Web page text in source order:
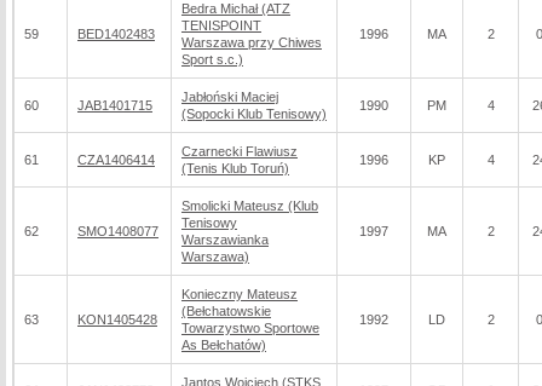
59 BED1402483
Bedra Michał (ATZ
TENISPOINT
Warszawa przy Chiwes
Sport s.c.)
1996 MA 2
60 JAB1401715
Jabłoński Maciej
(Sopocki Klub Tenisowy)
1990 PM 4
61 CZA1406414
Czarnecki Flawiusz
(Tenis Klub Toruń)
1996 KP 4
62 SMO1408077
Smolicki Mateusz (Klub
Tenisowy
Warszawianka
Warszawa)
1997 MA 2
63 KON1405428
Konieczny Mateusz
(Bełchatowskie
Towarzystwo Sportowe
As Bełchatów)
1992 LD 2
Jantos Wojciech (STKS